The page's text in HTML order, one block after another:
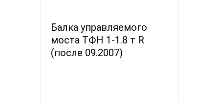
Балка управляемого
моста ТФН 1-1.8 т R
(после 09.2007)